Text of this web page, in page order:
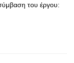
του έργου: